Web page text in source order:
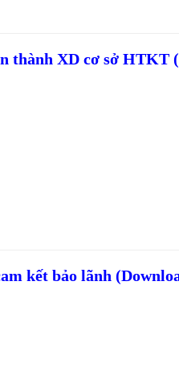
thành XD cơ sở HTKT
kết bảo lãnh